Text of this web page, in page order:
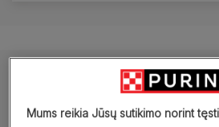
Raskite patarimų
Mums reikia Jūsų sutikimo norint tęsti